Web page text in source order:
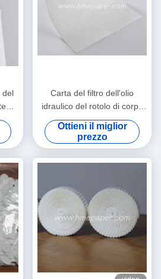
del
Carta del filtro dell'olio
idraulico del rotolo di corpo
filtrante dell'acqua della
centrale elettrica
Ottieni il miglior
prezzo